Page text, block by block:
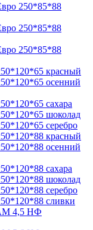
250*85*88
250*85*88
250*85*88
красный
осенний
сахара
шоколад
серебро
красный
осенний
сахара
шоколад
серебро
сливки
4,5 НФ